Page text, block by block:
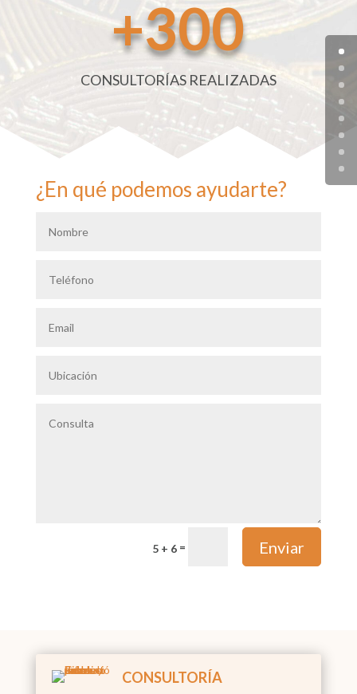
+300
CONSULTORÍAS REALIZADAS
¿En qué podemos ayudarte?
5 + 6 = Enviar
CONSULTORÍA